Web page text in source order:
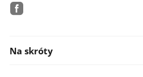
Na skróty